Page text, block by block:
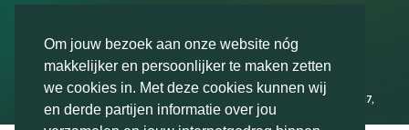
Om jouw bezoek aan onze website nóg
makkelijker en persoonlijker te maken zetten
we cookies in. Met deze cookies kunnen wij
en derde partijen informatie over jou
Markteffect is door het Financieele Dagblad
uitgeroepen tot FD Gazelle in 2012, 2015, 2016, 2017,
2018, 2019, 2020, 2021, 2022, 2023, 2024 en 2025